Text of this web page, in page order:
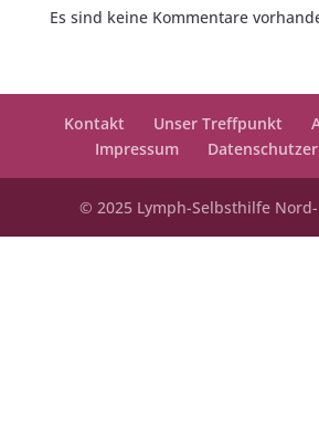
Es sind keine Kommentare
Kontakt Unser Treffpunkt
Impressum
© 2025 Lymph-Selbsthilfe